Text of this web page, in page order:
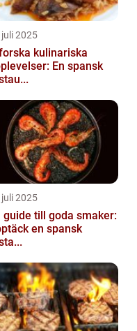
2025
kulinariska
En spansk
2025
guide till goda smaker:
en spansk